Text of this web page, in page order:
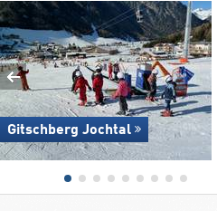
Gitschberg Jochtal